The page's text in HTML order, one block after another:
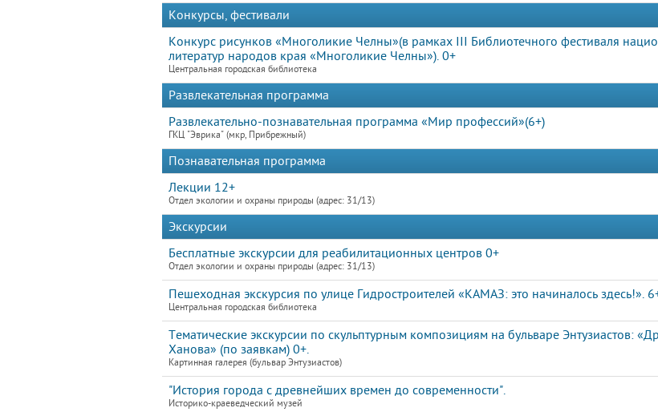
Конкурсы, фестивали
Конкурс рисунков «Многоликие Челны»(в рамках III Библиотечного фестиваля
литератур народов края «Многоликие Челны»). 0+
Центральная городская библиотека
Развлекательная программа
Развлекательно-познавательная программа «Мир профессий»(6+)
ГКЦ "Эврика" (мкр, Прибрежный)
Познавательная программа
Лекции 12+
Отдел экологии и охраны природы (адрес: 31/13)
Экскурсии
Бесплатные экскурсии для реабилитационных центров 0+
Отдел экологии и охраны природы (адрес: 31/13)
Пешеходная экскурсия по улице Гидростроителей «КАМАЗ: это начиналось здесь!».
Центральная городская библиотека
Тематические экскурсии по скульптурным композициям на бульваре Энтузиастов:
Ханова» (по заявкам) 0+.
Картинная галерея (бульвар Энтузиастов)
"История города с древнейших времен до современности".
Историко-краеведческий музей